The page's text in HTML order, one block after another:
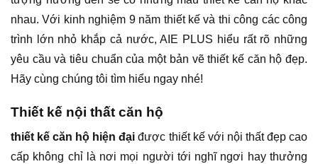
nhau. Với kinh nghiệm 9 năm thiết kế và thi công các công
trình lớn nhỏ khắp cả nước, AIE PLUS hiểu rất rõ những
yêu cầu và tiêu chuẩn của một bản vẽ thiết kế căn hộ đẹp.
Hãy cùng chúng tôi tìm hiểu ngay nhé!
Thiết kế nội thất căn hộ
thiết kế căn hộ hiện đại được thiết kế với nội thất đẹp cao
cấp không chỉ là nơi mọi người tới nghĩ ngơi hay thưởng